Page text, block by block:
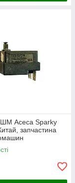
Асеса Sparky
запчастина